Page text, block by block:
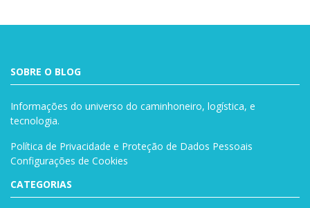
SOBRE O BLOG
Informações do universo do caminhoneiro, logística, e
tecnologia.
Política de Privacidade e Proteção de Dados Pessoais
Configurações de Cookies
CATEGORIAS